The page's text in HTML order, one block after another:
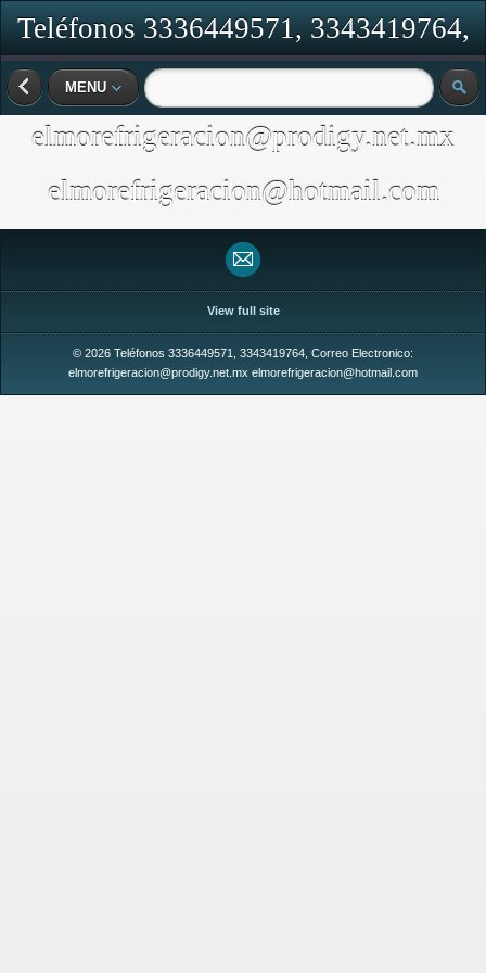
Teléfonos 3336449571, 3343419764,
Correo Electronico:
elmorefrigeracion@prodigy.net.mx
elmorefrigeracion@hotmail.com
MENU
View full site
© 2026 Teléfonos 3336449571, 3343419764, Correo Electronico:
elmorefrigeracion@prodigy.net.mx elmorefrigeracion@hotmail.com